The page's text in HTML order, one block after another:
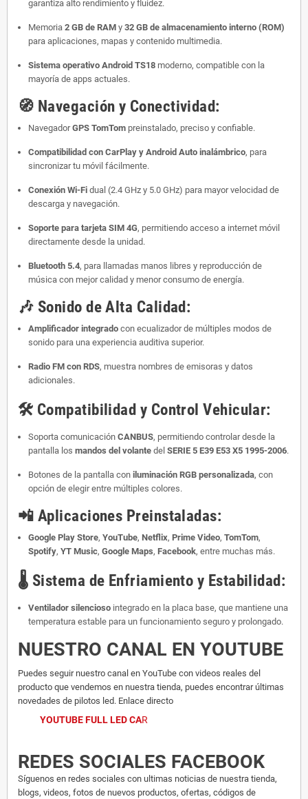
garantiza alto rendimiento y fluidez.
Memoria 2 GB de RAM y 32 GB de almacenamiento interno (ROM)
para aplicaciones, mapas y contenido multimedia.
Sistema operativo Android TS18 moderno, compatible con la
mayoría de apps actuales.
🧭 Navegación y Conectividad:
NavegadorGPS TomTom preinstalado, preciso y confiable.
Compatibilidad con CarPlay y Android Auto inalámbrico, para
sincronizar tu móvil fácilmente.
Conexión Wi-Fi dual (2.4 GHz y 5.0 GHz) para mayor velocidad de
descarga y navegación.
Soporte para tarjeta SIM 4G, permitiendo acceso a internet móvil
directamente desde la unidad.
Bluetooth 5.4, para llamadas manos libres y reproducción de
música con mejor calidad y menor consumo de energía.
🎶 Sonido de Alta Calidad:
Amplificador integrado con ecualizador de múltiples modos de
sonido para una experiencia auditiva superior.
Radio FM con RDS, muestra nombres de emisoras y datos
adicionales.
🛠️ Compatibilidad y Control Vehicular:
Soporta comunicación CANBUS, permitiendo controlar desde la
pantalla los mandos del volante del SERIE 5 E39 E53 X5 1995-2006.
Botones de la pantalla con iluminación RGB personalizada, con
opción de elegir entre múltiples colores.
📲 Aplicaciones Preinstaladas:
Google Play Store, YouTube, Netflix, Prime Video, TomTom,
Spotify, YT Music, Google Maps, Facebook, entre muchas más.
🌡️ Sistema de Enfriamiento y Estabilidad:
Ventilador silencioso integrado en la placa base, que mantiene una
temperatura estable para un funcionamiento seguro y prolongado.
NUESTRO CANAL EN YOUTUBE
Puedes seguir nuestro canal en YouTube con videos reales del
producto que vendemos en nuestra tienda, puedes encontrar últimas
novedades de pilotos led. Enlace directo
YOUTUBE FULL LED CAR
REDES SOCIALES FACEBOOK
Síguenos en redes sociales con ultimas noticias de nuestra tienda,
blogs, videos, fotos de nuevos productos, ofertas, códigos de